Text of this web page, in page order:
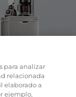
para analizar
relacionada
elaborado a
ejemplo,